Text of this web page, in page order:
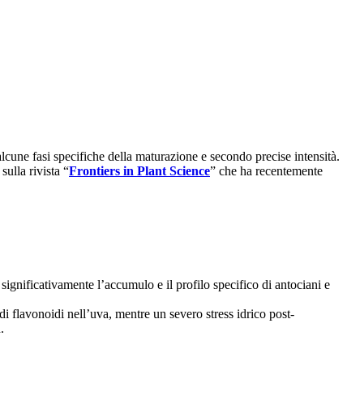
fasi specifiche della maturazione e secondo precise intensità.
rivista “Frontiers in Plant Science” che ha recentemente
l’accumulo e il profilo specifico di antociani e
flavonoidi nell’uva, mentre un severo stress idrico post-